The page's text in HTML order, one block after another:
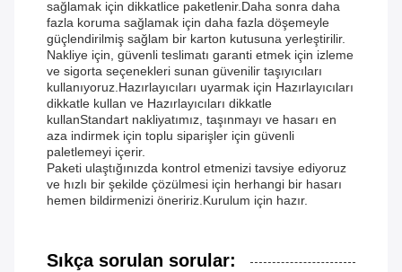
sağlamak için dikkatlice paketlenir.Daha sonra daha
fazla koruma sağlamak için daha fazla döşemeyle
güçlendirilmiş sağlam bir karton kutusuna yerleştirilir.
Nakliye için, güvenli teslimatı garanti etmek için izleme
ve sigorta seçenekleri sunan güvenilir taşıyıcıları
kullanıyoruz.Hazırlayıcıları uyarmak için Hazırlayıcıları
dikkatle kullan ve Hazırlayıcıları dikkatle
kullanStandart nakliyatımız, taşınmayı ve hasarı en
aza indirmek için toplu siparişler için güvenli
paletlemeyi içerir.
Paketi ulaştığınızda kontrol etmenizi tavsiye ediyoruz
ve hızlı bir şekilde çözülmesi için herhangi bir hasarı
hemen bildirmenizi öneririz.Kurulum için hazır.
Sıkça sorulan sorular: